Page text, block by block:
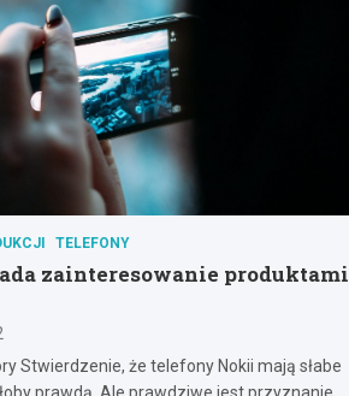
TELEFONY
zainteresowanie produktami
Stwierdzenie, że telefony Nokii mają słabe